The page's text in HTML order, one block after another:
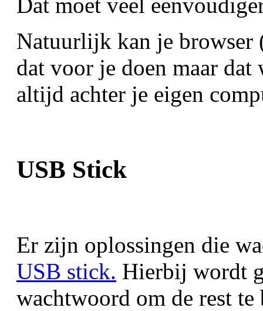
Natuurlijk kan je
dat voor je doen maar
altijd achter je eigen
USB Stick
Er zijn oplossingen die
USB stick. Hierbij wordt
wachtwoord om de rest te